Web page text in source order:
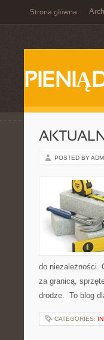
Strona główna
POSTED BY
do niezależności.
za granicą,
drodze. To blog
CATEGORIES: